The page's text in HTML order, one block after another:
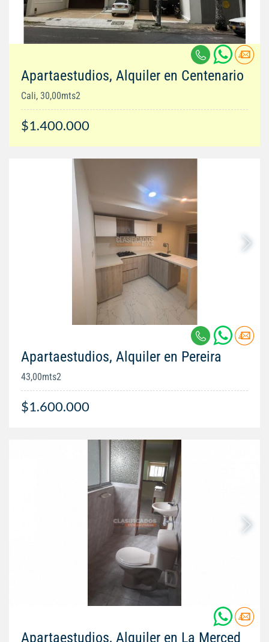
Apartaestudios, Alquiler en Centenario
Cali, 30,00mts2
$1.400.000
Apartaestudios, Alquiler en Pereira
43,00mts2
$1.600.000
Apartaestudios, Alquiler en La Merced